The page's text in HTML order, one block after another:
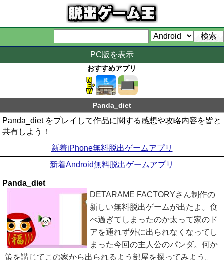
PC版を表示
おすすめアプリ
Panda_diet
Panda_diet をプレイして作品に関する感想や攻略内容を皆と
共有しよう！
新着iPhone無料脱出ゲームアプリ
新着Android無料脱出ゲームアプリ
Panda_diet
DETARAME FACTORYさん制作の
新しい無料脱出ゲームが出たよ。食
べ過ぎてしまったのか太って家のド
アを通れず外に出られなくなってし
まった今回の主人公のパンダ。何か
策を講じてこの家から出られるよう部屋を探ってみよう。